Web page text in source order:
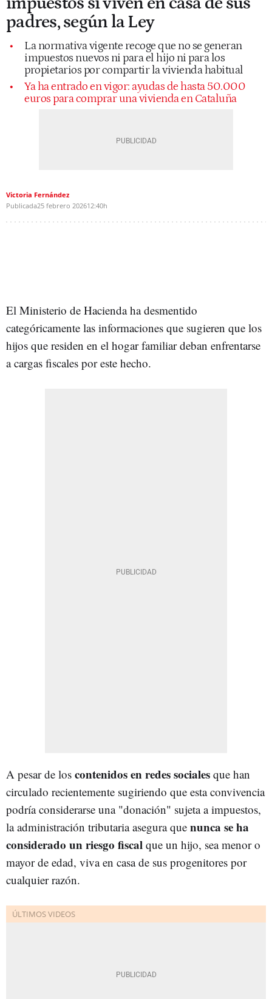
padres, según la Ley
La normativa vigente recoge que no se generan
impuestos nuevos ni para el hijo ni para los
propietarios por compartir la vivienda habitual
Ya ha entrado en vigor: ayudas de hasta 50.000
euros para comprar una vivienda en Cataluña
Victoria Fernández
Publicada25 febrero 202612:40h
El Ministerio de Hacienda ha desmentido
categóricamente las informaciones que sugieren que los
hijos que residen en el hogar familiar deban enfrentarse
a cargas fiscales por este hecho.
A pesar de los contenidos en redes sociales que han
circulado recientemente sugiriendo que esta convivencia
podría considerarse una "donación" sujeta a impuestos,
la administración tributaria asegura que nunca se ha
considerado un riesgo fiscal que un hijo, sea menor o
mayor de edad, viva en casa de sus progenitores por
cualquier razón.